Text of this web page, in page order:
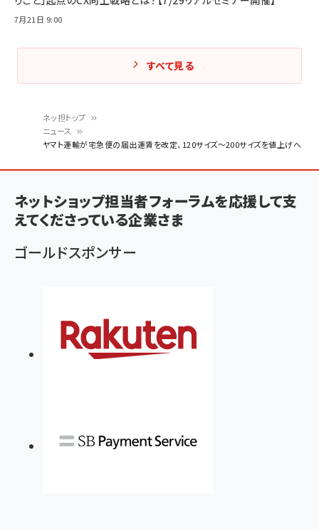
ン
く
ず
ネッ担トップ
ニュース
ヤマト運輸が宅急便の届出運賃を改定、120サイズ～200サイズを値上げへ
7月21日 9:00
すべて見る
ネットショップ担当者フォーラムを応援して支
えてくださっている企業さま
ゴールドスポンサー